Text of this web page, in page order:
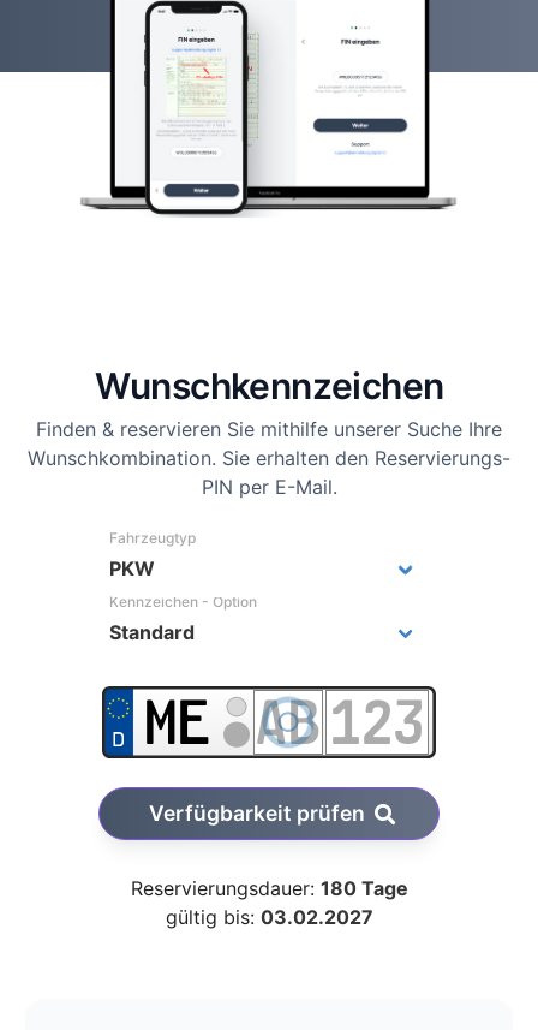
Wunsch­kennzeichen
Finden & reservieren Sie mithilfe unserer Suche Ihre
Wunschkombination. Sie erhalten den Reservierungs-
PIN per E-Mail.
Fahrzeugtyp
Kennzeichen - Option
Verfügbarkeit prüfen
Reservierungsdauer: 180 Tage
gültig bis: 03.02.2027